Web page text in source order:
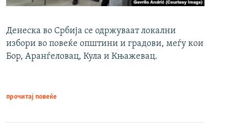
Денеска во Србија се одржуваат локални
избори во повеќе општини и градови, меѓу кои
Бор, Аранѓеловац, Кула и Књажевац.
прочитај повеќе